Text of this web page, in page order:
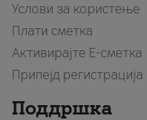
Услови за користење
Плати сметка
Активирајте Е-сметка
Припејд регистрација
Поддршка